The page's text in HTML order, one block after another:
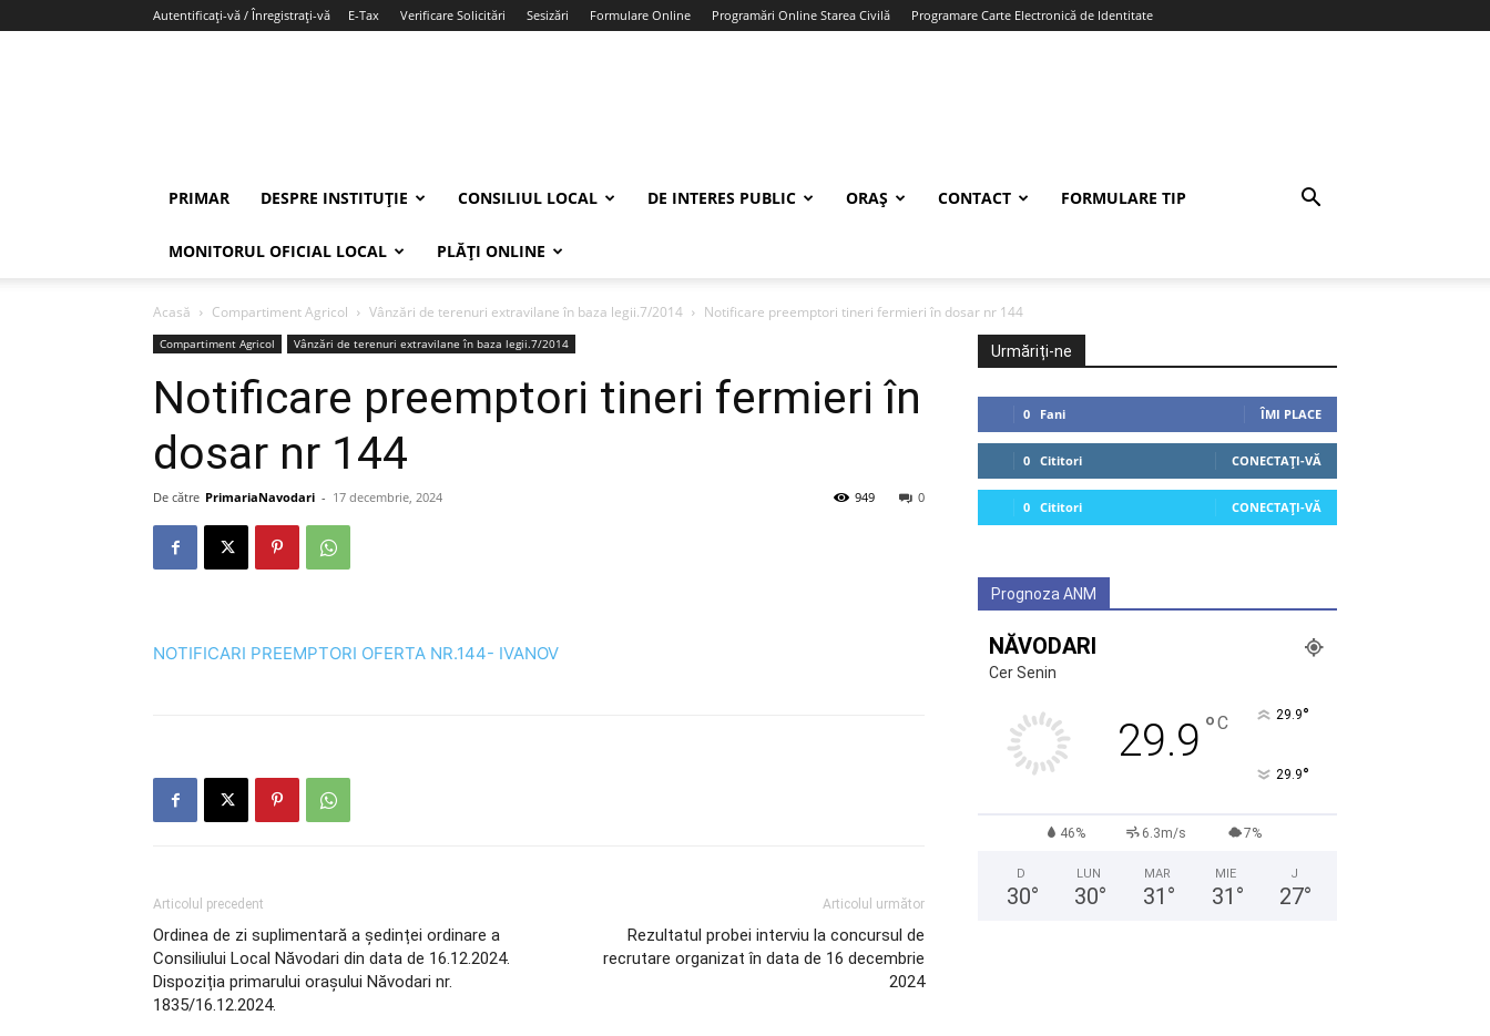
Autentificați-vă / Înregistrați-vă E-Tax Verificare Solicitări Sesizări Formulare Online Programări Online Starea Civilă Programare Carte Electronică de Identitate
PRIMAR DESPRE INSTITUȚIE CONSILIUL LOCAL DE INTERES PUBLIC ORAȘ CONTACT FORMULARE TIP
MONITORUL OFICIAL LOCAL PLĂȚI ONLINE
Acasă Compartiment Agricol Vânzări de terenuri extravilane în baza legii.7/2014 Notificare preemptori tineri fermieri în dosar nr 144
Compartiment Agricol Vânzări de terenuri extravilane în baza legii.7/2014
Notificare preemptori tineri fermieri în
dosar nr 144
De către PrimariaNavodari - 17 decembrie, 2024 0
949
NOTIFICARI PREEMPTORI OFERTA NR.144- IVANOV
Articolul precedent
Ordinea de zi suplimentară a ședinței ordinare a
Consiliului Local Năvodari din data de 16.12.2024.
Dispoziția primarului orașului Năvodari nr.
1835/16.12.2024.
Articolul următor
Rezultatul probei interviu la concursul de
recrutare organizat în data de 16 decembrie
2024
Urmăriți-ne
0 Fani ÎMI PLACE
0 Cititori CONECTAȚI-VĂ
0 Cititori CONECTAȚI-VĂ
Prognoza ANM
NĂVODARI
Cer Senin
29.9 °C 29.9°
29.9°
46% 6.3m/s 7%
D
30°
LUN
30°
MAR
31 °
MIE
31 °
J
27°